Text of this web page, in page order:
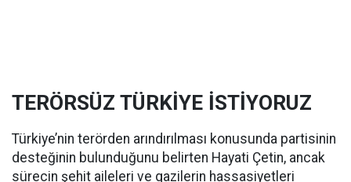
TERÖRSÜZ TÜRKİYE İSTİYORUZ
Türkiye’nin terörden arındırılması konusunda partisinin
desteğinin bulunduğunu belirten Hayati Çetin, ancak
sürecin şehit aileleri ve gazilerin hassasiyetleri